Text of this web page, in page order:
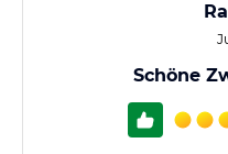
Schöne